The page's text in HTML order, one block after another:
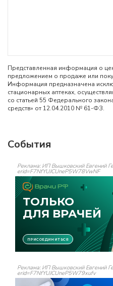
Представленная информация о
предложением о продаже или
Информация предназначена
стационарных аптеках,
со статьей 55 Федерального
средств» от 12.04.2010 № 61-ФЗ.
События
Реклама: ИП Вышковский Евгений
erid=F7NfYUJCUneP5W78VwNF
Реклама: ИП Вышковский Евгений
erid=F7NfYUJCUneP5W79xufv